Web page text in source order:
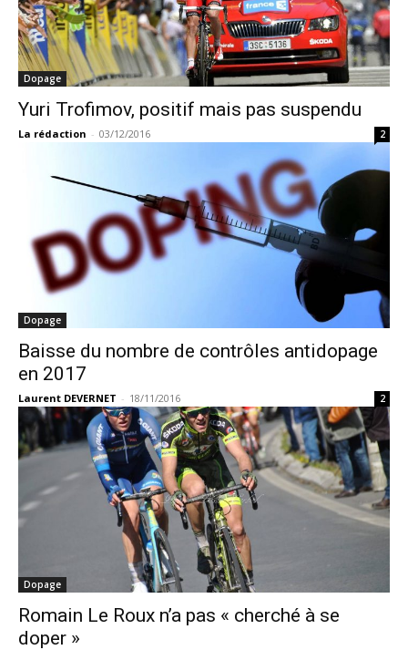
Dopage
Yuri Trofimov, positif mais pas suspendu
La rédaction - 03/12/2016 2
Dopage
Baisse du nombre de contrôles antidopage
en 2017
Laurent DEVERNET - 18/11/2016 2
Dopage
Romain Le Roux n’a pas « cherché à se
doper »